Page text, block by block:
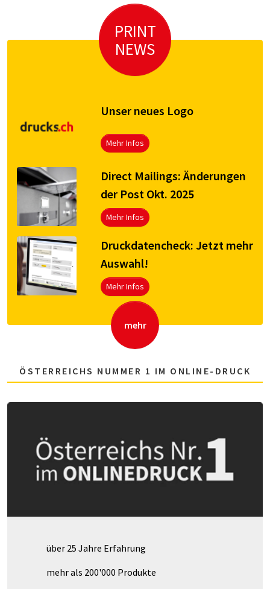
PRINT
NEWS
Unser neues Logo
Mehr Infos
Direct Mailings: Änderungen
der Post Okt. 2025
Mehr Infos
Druck­da­ten­check: Jetzt mehr
Aus­wahl!
Mehr Infos
mehr
ÖSTERREICHS NUMMER 1 IM ONLINE-DRUCK
über 25 Jahre Erfahrung
mehr als 200'000 Produkte